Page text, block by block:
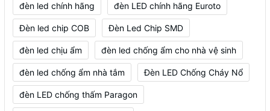
đèn led chính hãng đèn LED chính hãng Euroto
Đèn led chip COB Đèn Led Chip SMD
đèn led chịu ẩm đèn led chống ẩm cho nhà vệ sinh
đèn led chống ẩm nhà tắm Đèn LED Chống Cháy Nổ
đèn LED chống thấm Paragon